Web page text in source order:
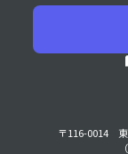
〒116-0014 東